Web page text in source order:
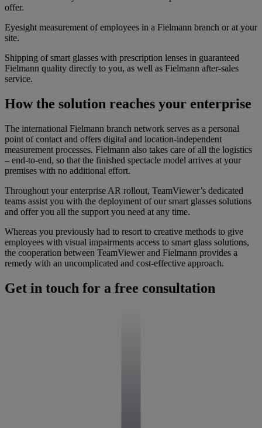
offer.
Eyesight measurement of employees in a Fielmann branch or at your
site.
Shipping of smart glasses with prescription lenses in guaranteed
Fielmann quality directly to you, as well as Fielmann after-sales
service.
How the solution reaches your enterprise
The international Fielmann branch network serves as a personal
point of contact and offers digital and location-independent
measurement processes. Fielmann also takes care of all the logistics
– end-to-end, so that the finished spectacle model arrives at your
premises with no additional effort.
Throughout your enterprise AR rollout, TeamViewer’s dedicated
teams assist you with the deployment of our smart glasses solutions
and offer you all the support you need at any time.
Whereas you previously had to resort to creative methods to give
employees with visual impairments access to smart glass solutions,
the cooperation between TeamViewer and Fielmann provides a
remedy with an uncomplicated and cost-effective approach.
Get in touch for a free consultation